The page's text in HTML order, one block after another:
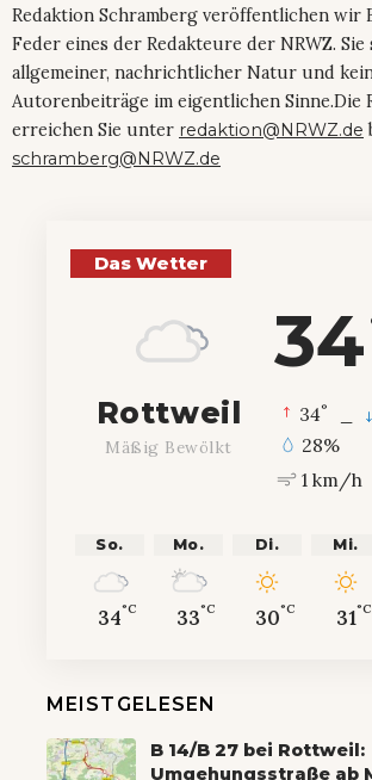
Redaktion Schramberg veröffentlichen wir
Feder eines der Redakteure der NRWZ. Sie
allgemeiner, nachrichtlicher Natur und
Autorenbeiträge im eigentlichen Sinne.Die
erreichen Sie unter redaktion@NRWZ.de
schramberg@NRWZ.de
Das Wetter
34
Rottweil
Mäßig Bewölkt
34°
28%
1 km/h
So.
34°C
Mo.
33°C
Di.
30°C
Mi.
31°C
MEISTGELESEN
B 14/B 27 bei Rottweil:
Umgehungsstraße ab